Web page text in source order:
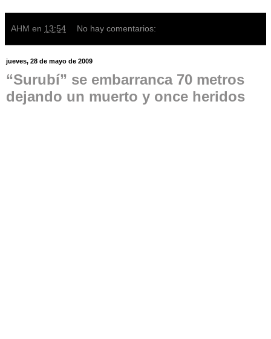
AHM en 13:54 No hay comentarios:
jueves, 28 de mayo de 2009
“Surubí” se embarranca 70 metros
dejando un muerto y once heridos